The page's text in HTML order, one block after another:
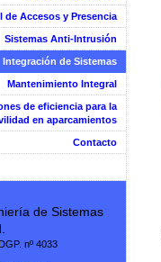
de Accesos y Presencia
Sistemas Anti-Intrusión
Integración de Sistemas
Mantenimiento Integral
de eficiencia para la
en aparcamientos
Contacto
de Sistemas
nº 4033